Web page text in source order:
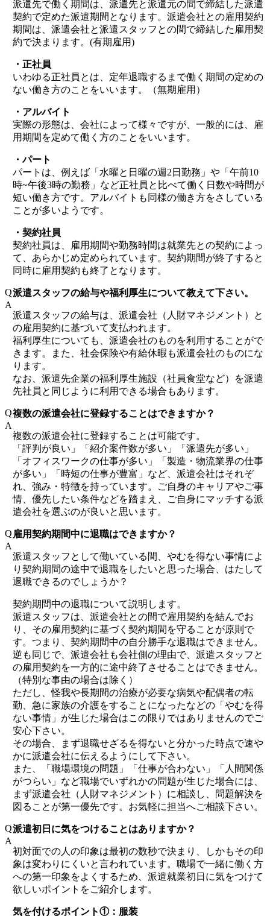
派遣先で働く期間は、派遣先と派遣元の間で締結した派遣
契約で定めた派遣期間となります。派遣会社との雇用契約
期間は、派遣会社と派遣スタッフとの間で締結した雇用契
約で決まります。(有期雇用)
・正社員
いわゆる正社員とは、定年退職するまで働く期間の定めの
ない働き方のことをいいます。（無期雇用）
・アルバイト
実際の形態は、会社によって様々ですが、一般的には、雇
用期間を定めて働く方のことをいいます。
・パート
パートは、例えば「水曜と日曜の週2日勤務」や「午前10
時~午後3時の勤務」など正社員と比べて働く日数や時間が
短い働き方です。アルバイトも同様の働き方をさしている
ことが多いようです。
・契約社員
契約社員は、雇用期間や勤務時間は就業先との契約によっ
て、あらかじめ定められています。契約期間が終了すると
同時に雇用契約も終了となります。
Q派遣スタッフの給与や福利厚生について教えて下さい。
A
派遣スタッフの給与は、派遣会社（人財マネジメント）と
の雇用契約に基づいて支払われます。
福利厚生についても、派遣会社のものを利用することがで
きます。また、社会保険や有給休暇も派遣会社のものにな
ります。
なお、派遣先企業の福利厚生施設（社員食堂など）を派遣
先社員と同じように利用できる場合もあります。
Q複数の派遣会社に登録することはできますか？
A
複数の派遣会社に登録することは可能です。
「評判が良い」「紹介案件数が多い」「派遣先が多い」
「オフィスワークの仕事が多い」「製造・物流業界の仕事
が多い」「時短の仕事が豊富」など、派遣会社はそれぞ
れ、強み・特徴を持っています。ご自身のキャリアやご事
情、優先したい条件などを踏まえ、ご自身にマッチする派
遣会社を選ぶのが良いと思います。
Q 雇用契約期間中に退職はできますか？
A
派遣スタッフとして働いている間、やむを得ない事情によ
り契約期間の途中で退職をしたいと思った場合、はたして
退職できるのでしょうか？
契約期間中の退職について説明します。
派遣スタッフは、派遣会社との間で雇用契約を結んでお
り、その雇用契約に基づく契約期間を守ることが原則で
す。つまり、契約期間中の自分勝手な退職はできません。
逆も同じで、派遣会社も会社側の理由で、派遣スタッフと
の雇用契約を一方的に途中終了させることはできません。
（特別な事由の場合は除く）
ただし、怪我や長期間の治療が必要な病気や配偶者の転
勤、急に家族の介護をすることになったなどの「やむを得
ない事情」が生じた場合はこの限りではありませんのでご
安心下さい。
その場合、まず退職せざるを得ないと分かった時点で速や
かに派遣会社に伝えるようにして下さい。
また、「職場環境の問題」「仕事が合わない」「人間関係
がつらい」など職場でいずれかの問題が生じた場合には、
まず派遣会社（人財マネジメント）に相談し、問題解決を
図ることが第一優先です。お気軽に担当へご相談下さい。
Q派遣初日に気をつけることはありますか？
A
初対面での人の印象は最初の数秒で決まり、しかもその印
象は変わりにくいと言われています。職場で一緒に働く方
への第一印象をよくするため、派遣就業初日に気をつけて
欲しいポイントをご紹介します。
気を付けるポイント①：服装